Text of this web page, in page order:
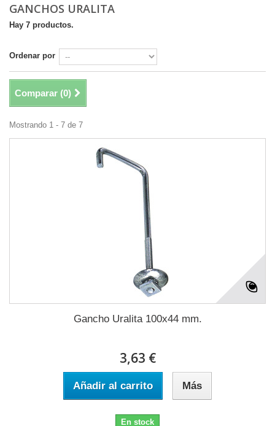
GANCHOS URALITA
Hay 7 productos.
Ordenar por
Comparar (0)
Mostrando 1 - 7 de 7
Gancho Uralita 100x44 mm.
3,63 €
Añadir al carrito Más
En stock